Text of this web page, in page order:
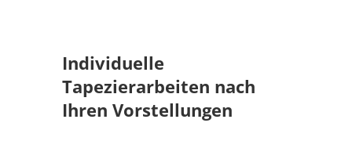
Individuelle
Tapezierarbeiten nach
Ihren Vorstellungen